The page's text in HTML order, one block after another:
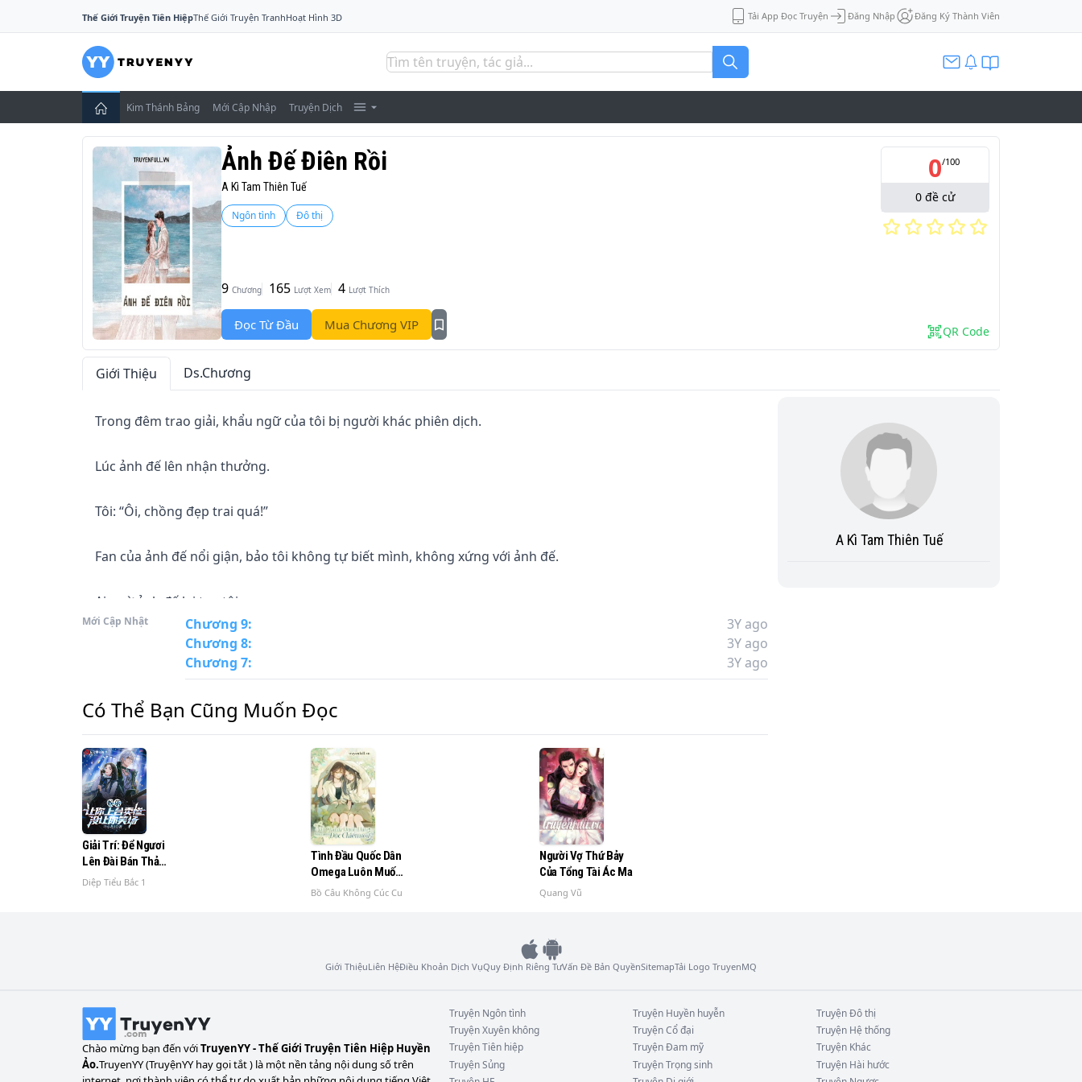
Thế Giới Truyện Tiên HiệpThế Giới Truyện TranhHoạt Hình 3D Tải App Đọc Truyện Đăng Nhập Đăng Ký Thành Viên
Kim Thánh Bảng Mới Cập Nhập Truyện Dịch
Ảnh Đế Điên Rồi
A Kì Tam Thiên Tuế
Ngôn tình Đô thị
9 Chương 165 Lượt Xem 4 Lượt Thích
Đọc Từ Đầu Mua Chương VIP
0/100
0 đề cử
QR Code
Giới Thiệu Ds.Chương
Trong đêm trao giải, khẩu ngữ của tôi bị người khác phiên dịch.
Lúc ảnh đế lên nhận thưởng.
Tôi: “Ôi, chồng đẹp trai quá!”
Fan của ảnh đế nổi giận, bảo tôi không tự biết mình, không xứng với ảnh đế.
Ai ngờ ảnh đế lại tag tôi:
“Khi nào em mới chịu đến ăn anh?”
Chuyện này vốn không xuất hiện trong truyện mà!
Mới Cập Nhật Chương 9:
3Y ago
Chương 8:
3Y ago
Chương 7: 3Y ago
Có Thể Bạn Cũng Muốn Đọc
Giải Trí: Để Ngươi
Lên Đài Bán Thảm,
Ai Bảo Ngươi Làm
Diệp Tiểu Bắc 1
Tình Đầu Quốc Dân
Omega Luôn Muốn
Độc Chiếm Tôi
Bồ Câu Không Cúc Cu
Người Vợ Thứ Bảy
Của Tổng Tài Ác Ma
Quang Vũ
A Kì Tam Thiên Tuế
Giới ThiệuLiên HệĐiều Khoản Dịch VụQuy Định Riêng TưVấn Đề Bản QuyềnSitemapTải Logo TruyenMQ
Chào mừng bạn đến vớiTruyenYY - Thế Giới Truyện Tiên Hiệp Huyền
Ảo.TruyenYY (TruyệnYY hay gọi tắt ) là một nền tảng nội dung số trên
Truyện Ngôn tình Truyện Huyền huyễn TruyệnĐô thị
TruyệnXuyên không TruyệnCổ đại Truyện Hệ thống
TruyệnTiên hiệp TruyệnĐam mỹ Truyện Khác
TruyệnSủng TruyệnTrọng sinh Truyện Hài hước